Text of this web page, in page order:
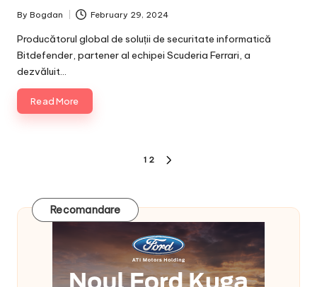
Posted
by
By Bogdan February 29, 2024
Producătorul global de soluții de securitate informatică
Bitdefender, partener al echipei Scuderia Ferrari, a
dezvăluit…
Read More
1 2
Recomandare